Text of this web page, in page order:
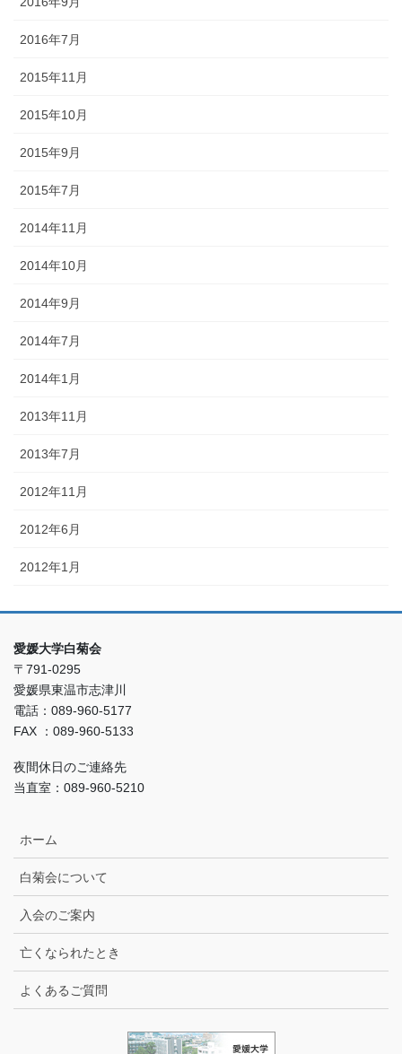
2016年7月
2015年11月
2015年10月
2015年9月
2015年7月
2014年11月
2014年10月
2014年9月
2014年7月
2014年1月
2013年11月
2013年7月
2012年11月
2012年6月
2012年1月
愛媛大学白菊会
〒791-0295
愛媛県東温市志津川
電話：089-960-5177
FAX ：089-960-5133
夜間休日のご連絡先
当直室：089-960-5210
ホーム
白菊会について
入会のご案内
亡くなられたとき
よくあるご質問